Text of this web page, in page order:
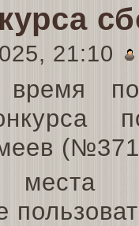
21:10